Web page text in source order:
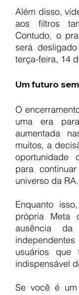
Além disso,
aos filtros
Contudo, o
será
terça-feira, 14
Um futuro
O
uma era
aumentada
muitos, a
oportunidade
para
universo da RA.
Enquanto
própria Meta
ausência da
usuários que
indispensável
Se você é